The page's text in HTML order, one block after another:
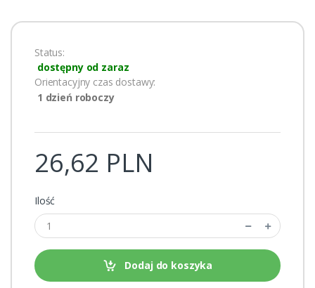
Status:
dostępny od zaraz
Orientacyjny czas dostawy:
1 dzień roboczy
26,62 PLN
Ilość
Dodaj do koszyka